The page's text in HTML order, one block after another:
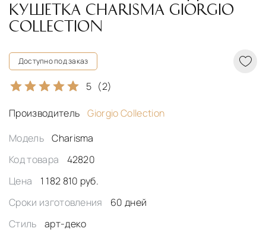
КУШЕТКА CHARISMA GIORGIO
COLLECTION
Доступно под заказ
5 (2)
Производитель
Giorgio Collection
Модель
Charisma
Код товара
42820
Цена
1 182 810 руб.
Сроки изготовления
60 дней
Стиль
арт-деко